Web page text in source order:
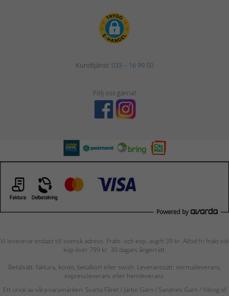
Kundtjänst: 033 – 16 99 50
Följ oss gärna!
Vi levererar endast till svensk adress. Frakt- och exp.-avgift 39 kr. Alltid fri frakt vid
köp över 799 kr. 30 dagars ångerrätt.
Betalsätt: faktura, konto, betalkort eller swish. Leveranssätt: normalleverans,
expressleverans eller hemleverans.
Ett urval av våra varumärken: Svarta Fåret / Järbo Garn / Sandnes Garn / Viking of